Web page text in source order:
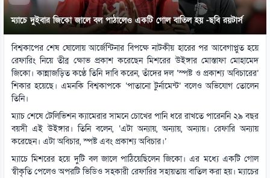
ম্যাচে দুইবার জিকো জালে বল পাঠালেও একটি গোল বাতিল হয় -ছবি রয়টার্স
বিশ্বকাপের শেষ ষোলোয় আর্জেন্টিনার বিপক্ষে নাটকীয় হারের পর আবেগাপ্লুত হয়ে
রেফারিং নিয়ে তীব্র ক্ষোভ প্রকাশ করেছেন মিশরের উইঙ্গার মোস্তাফা মোহামেদ
জিকো। কান্নাজড়িত কণ্ঠে তিনি দাবি করেন, তাঁদের দল ‘স্পষ্ট ও প্রকাশ্য অবিচারের’
শিকার হয়েছে। এমনকি বিশ্বকাপকে ‘পাতানো টুর্নামেন্ট’ বলেও অভিযোগ তোলেন
তিনি।
ম্যাচ শেষে টেলিভিশন ক্যামেরার সামনে চোখের পানি ধরে রাখতে পারেননি ২৯ বছর
বয়সী এই উইঙ্গার। তিনি বলেন, ‘এটা অন্যায়, অন্যায়, অন্যায়। রেফারি অন্যায়
করেছেন। এটা অবিচার, স্পষ্ট এবং প্রকাশ্য অবিচার।’
ম্যাচে মিশরের হয়ে দুটি বল জালে পাঠিয়েছিলেন জিকো। এর মধ্যে একটি গোল
স্বীকৃতি পেলেও অপরটি ভিডিও সহকারী রেফারির সহায়তায় বাতিল করা হয়। ম্যাচের